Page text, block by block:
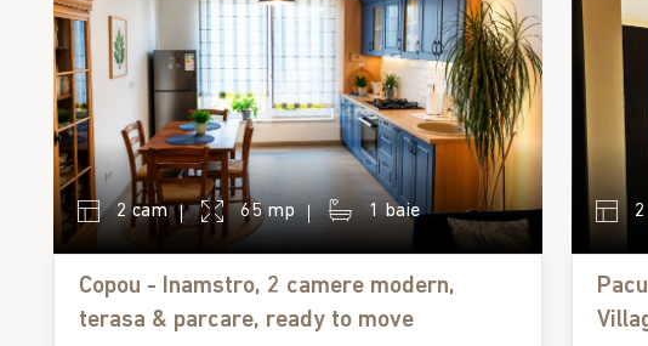
2 cam 65 mp 1 baie
Copou - Inamstro, 2 camere modern,
terasa & parcare, ready to move